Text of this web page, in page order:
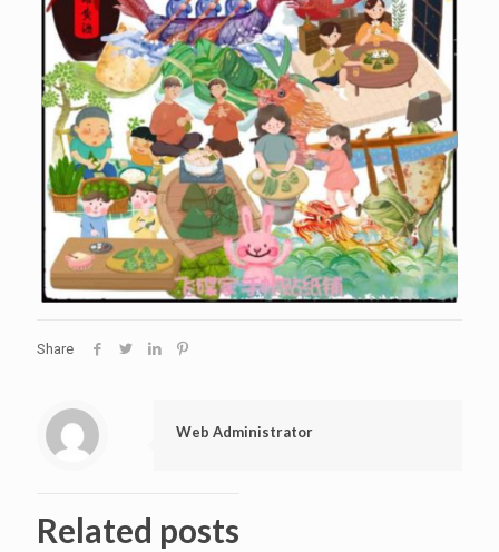
Share
Web Administrator
Related posts